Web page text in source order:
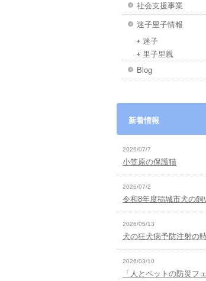
社会支援事業
迷子里子情報
迷子
里子里親
Blog
新着情報
2026/07/7
小笠原の保護猫
2026/07/2
令和8年度稲城市犬の飼
2026/05/13
犬の狂犬病予防注射の
2026/03/10
「人とペットの防災フ